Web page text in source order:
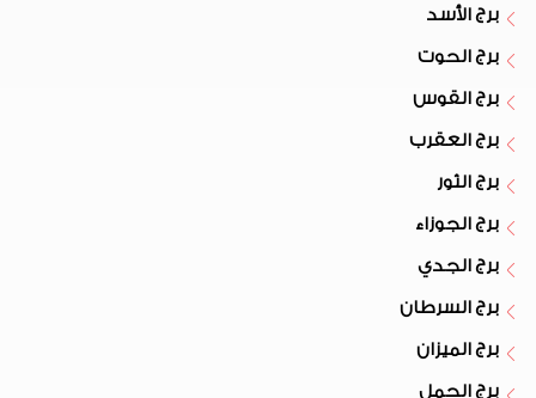
برج الأسد
برج الحوت
برج القوس
برج العقرب
برج الثور
برج الجوزاء
برج الجدي
برج السرطان
برج الميزان
برج الحمل